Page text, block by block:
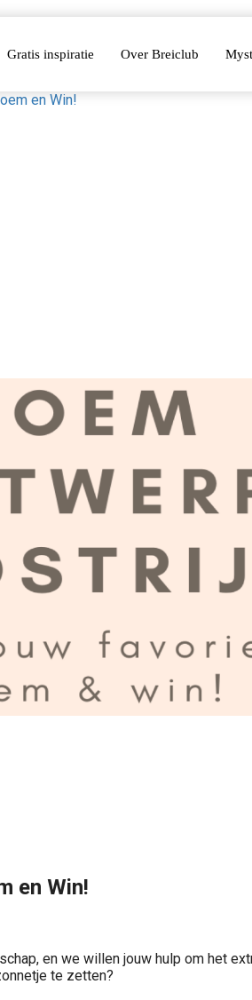
Gratis inspiratie Over Breiclub
en Win!
en Win!
en we willen jouw hulp om het
te zetten?